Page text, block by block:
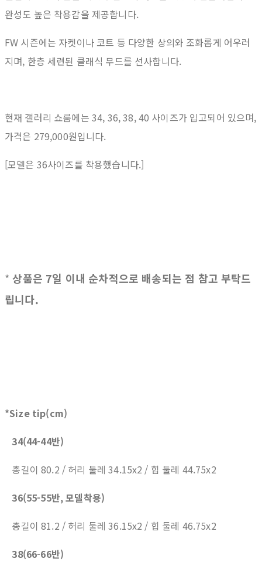
완성도 높은 착용감을 제공합니다.
FW 시즌에는 자켓이나 코트 등 다양한 상의와 조화롭게 어우러
지며, 한층 세련된 클래식 무드를 선사합니다.
현재 갤러리 쇼룸에는 34, 36, 38, 40 사이즈가 입고되어 있으며,
가격은 279,000원입니다.
[모델은 36사이즈를 착용했습니다.]
*상품은 7일 이내 순차적으로 배송되는 점 참고 부탁드
립니다.
*Size tip(cm)
34(44-44반)
총길이 80.2 / 허리 둘레 34.15x2 / 힙 둘레 44.75x2
36(55-55반, 모델착용)
총길이 81.2 / 허리 둘레 36.15x2 / 힙 둘레 46.75x2
38(66-66반)